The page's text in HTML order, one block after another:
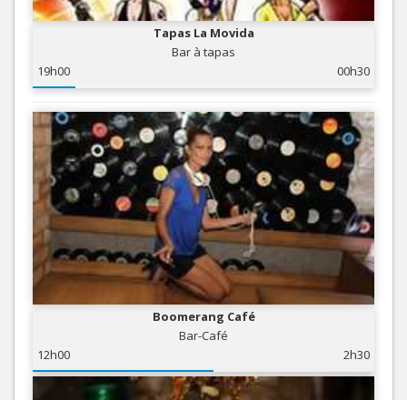
Tapas La Movida
Bar à tapas
19h00
00h30
Boomerang Café
Bar-Café
12h00
2h30